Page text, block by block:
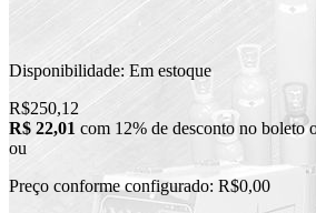
Disponibilidade: Em estoque
R$250,12
R$ 22,01 com 12% de desconto no boleto
ou
Preço conforme configurado: R$0,00